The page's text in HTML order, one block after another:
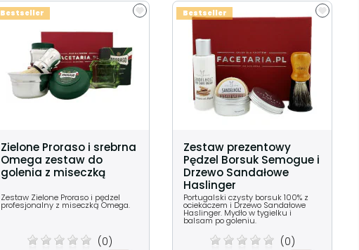
Zielone Proraso i srebrna
Omega zestaw do
golenia z miseczką
Zestaw Zielone Proraso i pędzel
profesjonalny z miseczką Omega.
(0)
Bestseller
Zestaw prezentowy
Pędzel Borsuk Semogue i
Drzewo Sandałowe
Haslinger
Portugalski czysty borsuk 100% z
ociekaczem i Drzewo Sandałowe
Haslinger. Mydło w tygielku i
balsam po goleniu.
(0)
Bestseller